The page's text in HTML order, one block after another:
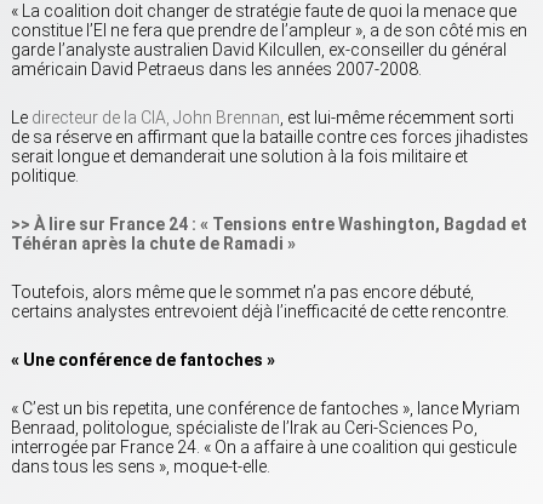
« La coalition doit changer de stratégie faute de quoi la menace que
constitue l’EI ne fera que prendre de l’ampleur », a de son côté mis en
garde l’analyste australien David Kilcullen, ex-conseiller du général
américain David Petraeus dans les années 2007-2008.
Le directeur de la CIA, John Brennan , est lui-même récemment sorti
de sa réserve en affirmant que la bataille contre ces forces jihadistes
serait longue et demanderait une solution à la fois militaire et
politique.
>> À lire sur France 24 : « Tensions entre Washington, Bagdad et
Téhéran après la chute de Ramadi »
Toutefois, alors même que le sommet n’a pas encore débuté,
certains analystes entrevoient déjà l’inefficacité de cette rencontre.
« Une conférence de fantoches »
« C’est un bis repetita, une conférence de fantoches », lance Myriam
Benraad, politologue, spécialiste de l’Irak au Ceri-Sciences Po,
interrogée par France 24. « On a affaire à une coalition qui gesticule
dans tous les sens », moque-t-elle.